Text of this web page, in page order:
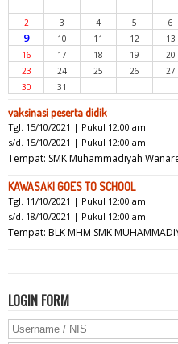
2
3 4 5 6
9 10 11 12 13
16
17 18 19 20
23
24 25 26 27
30
31
vaksinasi peserta didik
Tgl. 15/10/2021 | Pukul 12:00 am
s/d. 15/10/2021 | Pukul 12:00 am
Tempat: SMK Muhammadiyah
KAWASAKI GOES TO SCHOOL
Tgl. 11/10/2021 | Pukul 12:00 am
s/d. 18/10/2021 | Pukul 12:00 am
Tempat: BLK MHM SMK
LOGIN FORM